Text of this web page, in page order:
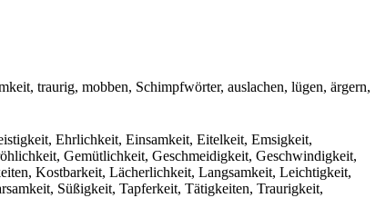
traurig, mobben, Schimpfwörter, auslachen, lügen, ärgern,
Ehrlichkeit, Einsamkeit, Eitelkeit, Emsigkeit,
Gemütlichkeit, Geschmeidigkeit, Geschwindigkeit,
Kostbarkeit, Lächerlichkeit, Langsamkeit, Leichtigkeit,
Süßigkeit, Tapferkeit, Tätigkeiten, Traurigkeit,